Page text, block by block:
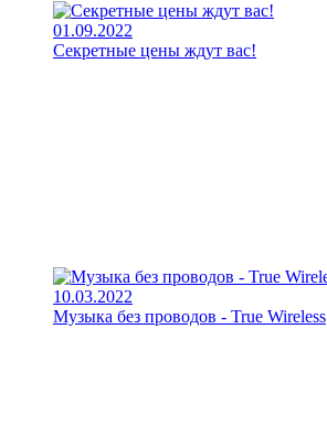
01.09.2022
Секретные цены ждут вас!
10.03.2022
Музыка без проводов - True Wireless